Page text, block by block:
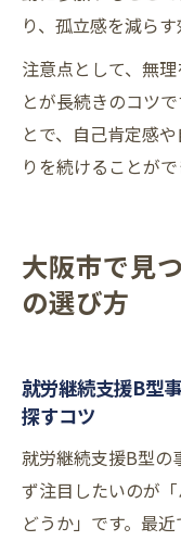
り、孤立感を減らす
注意点として、無
とが長続きのコツ
とで、自己肯定感
りを続けることがで
大阪市で見
の選び方
就労継続支援B型
探すコツ
就労継続支援B型の
ず注目したいのが
どうか」です。最